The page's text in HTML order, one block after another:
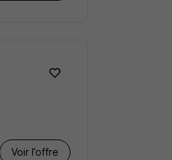
Voir l’offre